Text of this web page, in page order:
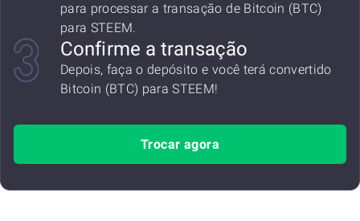
para processar a transação de Bitcoin (BTC)
para STEEM.
Confirme a transação
Depois, faça o depósito e você terá convertido
Bitcoin (BTC) para STEEM!
Trocar agora